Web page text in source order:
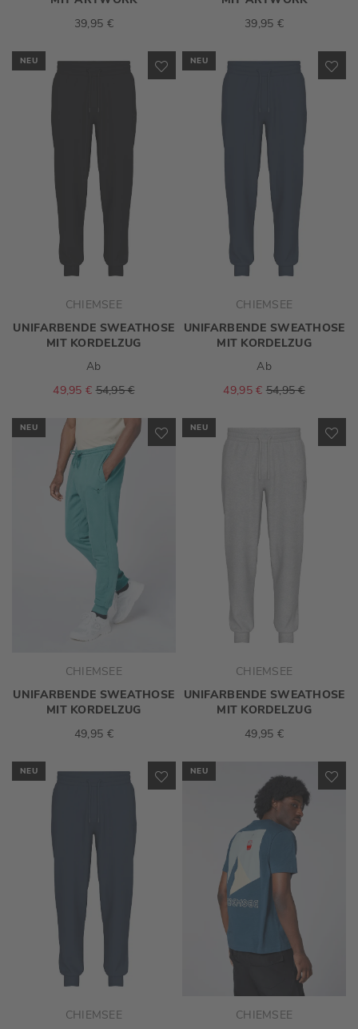
39,95 €
39,95 €
NEU
ZUR
CHIEMSEE
UNIFARBENDE SWEATHOSE
MIT KORDELZUG
Ab
49,95 € 54,95 €
NEU
CHIEMSEE
UNIFARBENDE SWEATHOSE
MIT KORDELZUG
Ab
49,95 € 54,95 €
NEU
ZUR
CHIEMSEE
UNIFARBENDE SWEATHOSE
MIT KORDELZUG
49,95 €
NEU
CHIEMSEE
UNIFARBENDE SWEATHOSE
MIT KORDELZUG
49,95 €
NEU
ZUR
WUNSCHLISTE
HINZUFÜGEN
CHIEMSEE
NEU
CHIEMSEE